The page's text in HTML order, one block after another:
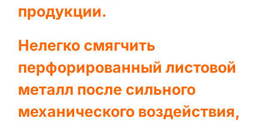
продукции.
Нелегко смягчить
перфорированный листовой
металл после сильного
механического воздействия,